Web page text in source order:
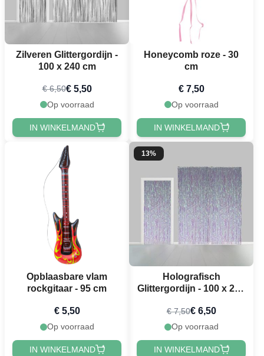
Zilveren Glittergordijn -
100 x 240 cm
€ 6,50€ 5,50
Op voorraad
IN WINKELMAND
Honeycomb roze - 30
cm
€ 7,50
Op voorraad
IN WINKELMAND
Opblaasbare vlam
rockgitaar - 95 cm
€ 5,50
Op voorraad
IN WINKELMAND
13%
Holografisch
Glittergordijn - 100 x 240
€ 7,50€ 6,50
Op voorraad
IN WINKELMAND